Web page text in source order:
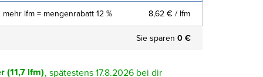
lfm = mengenrabatt 12 % 8,62 € / lfm
Sie sparen 0 €
(11,7 lfm) 17.8.2026